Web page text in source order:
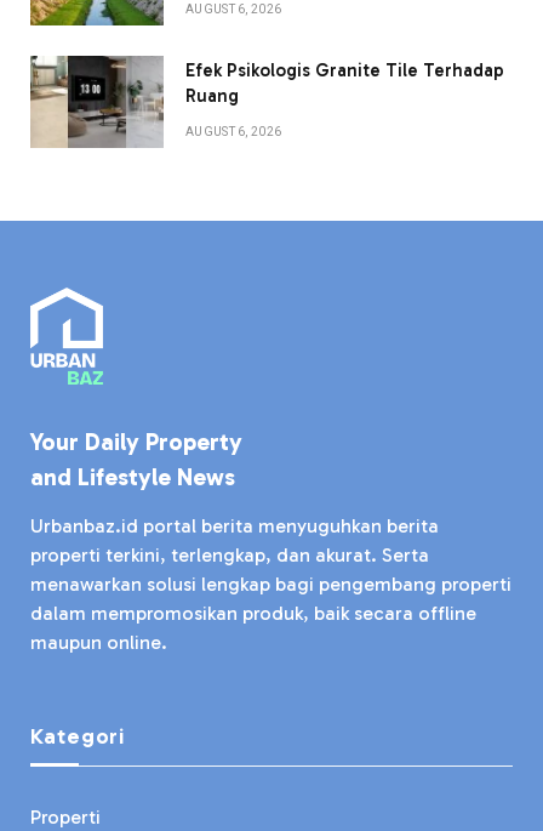
AUGUST 6, 2026
Efek Psikologis Granite Tile Terhadap
Ruang
AUGUST 6, 2026
Your Daily Property
and Lifestyle News
Urbanbaz.id portal berita menyuguhkan berita
properti terkini, terlengkap, dan akurat. Serta
menawarkan solusi lengkap bagi pengembang properti
dalam mempromosikan produk, baik secara offline
maupun online.
Kategori
Properti